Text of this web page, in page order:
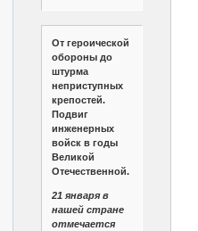
От героической
обороны до
штурма
неприступных
крепостей.
Подвиг
инженерных
войск в годы
Великой
Отечественной.
21 января в
нашей стране
отмечается